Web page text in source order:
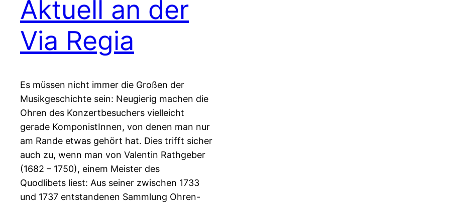
Aktuell an der
Via Regia
Es müssen nicht immer die Großen der
Musikgeschichte sein: Neugierig machen die
Ohren des Konzertbesuchers vielleicht
gerade KomponistInnen, von denen man nur
am Rande etwas gehört hat. Dies trifft sicher
auch zu, wenn man von Valentin Rathgeber
(1682 – 1750), einem Meister des
Quodlibets liest: Aus seiner zwischen 1733
und 1737 entstandenen Sammlung Ohren-